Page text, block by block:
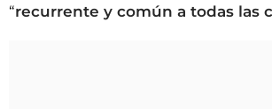
“recurrente y común a todas las